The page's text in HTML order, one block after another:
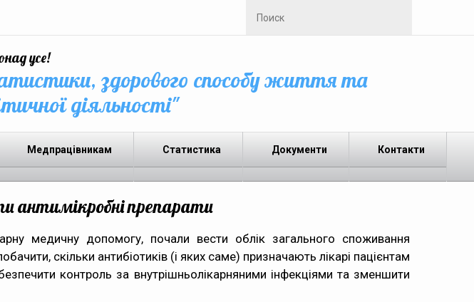
усе!
здорового способу життя та
діяльності"
Медпрацівникам Статистика Документи Контакти
антимікробні препарати
медичну допомогу, почали вести облік загального споживання
скільки антибіотиків (і яких саме) призначають лікарі пацієнтам
контроль за внутрішньолікарняними інфекціями та зменшити